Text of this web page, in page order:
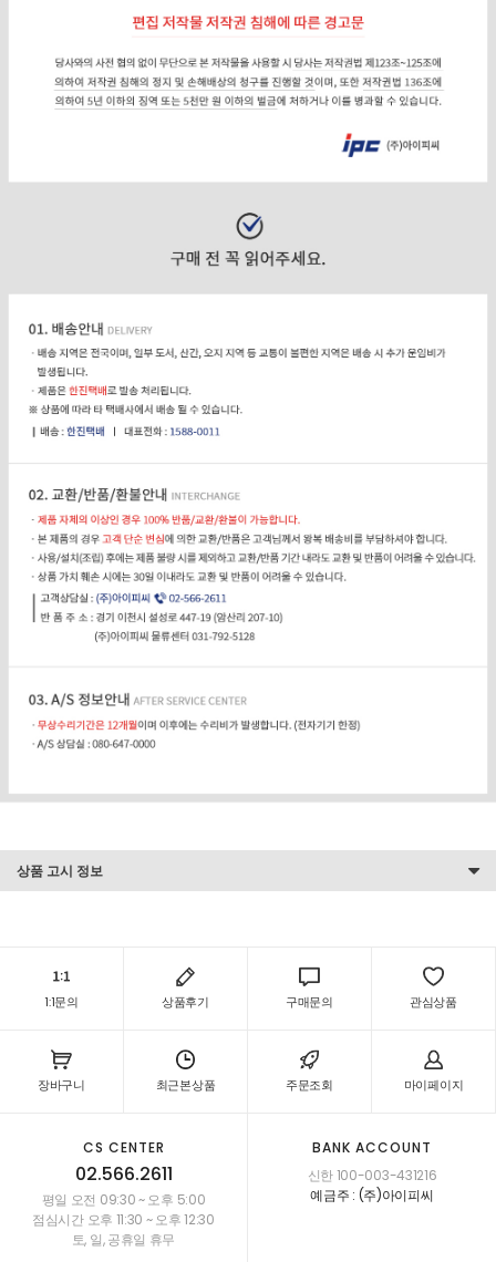
상품 고시 정보
1:1문의 상품후기 구매문의 관심상품
장바구니 최근본상품 주문조회 마이페이지
CS CENTER
02.566.2611
평일 오전 09:30 ~ 오후 5:00
점심시간 오후 11:30 ~ 오후 12:30
토, 일, 공휴일 휴무
BANK ACCOUNT
신한 100-003-431216
예금주 : (주)아이피씨